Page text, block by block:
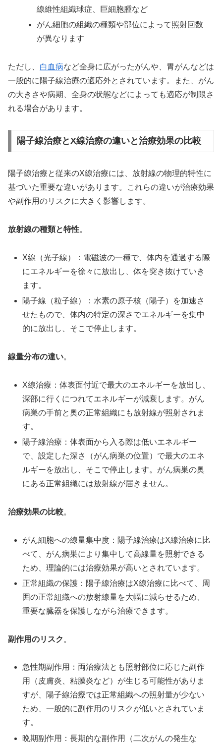
線維性組織球症、巨細胞腫など
がん細胞の組織の種類や部位によって照射回数
が異なります
ただし、 白血病など全身に広がったがんや、胃がんなどは
一般的に陽子線治療の適応外とされています。また、がん
の大きさや病期、全身の状態などによっても適応が制限さ
れる場合があります。
陽子線治療とX線治療の違いと治療効果の比較
陽子線治療と従来のX線治療には、放射線の物理的特性に
基づいた重要な違いがあります。これらの違いが治療効果
や副作用のリスクに大きく影響します。
放射線の種類と特性。
X線（光子線）：電磁波の一種で、体内を通過する際
にエネルギーを徐々に放出し、体を突き抜けていき
ます。
陽子線（粒子線）：水素の原子核（陽子）を加速さ
せたもので、体内の特定の深さでエネルギーを集中
的に放出し、そこで停止します。
線量分布の違い。
X線治療：体表面付近で最大のエネルギーを放出し、
深部に行くにつれてエネルギーが減衰します。がん
病巣の手前と奥の正常組織にも放射線が照射されま
す。
陽子線治療：体表面から入る際は低いエネルギー
で、設定した深さ（がん病巣の位置）で最大のエネ
ルギーを放出し、そこで停止します。がん病巣の奥
にある正常組織には放射線が届きません。
治療効果の比較。
がん細胞への線量集中度：陽子線治療はX線治療に比
べて、がん病巣により集中して高線量を照射できる
ため、理論的には治療効果が高いとされています。
正常組織の保護：陽子線治療はX線治療に比べて、周
囲の正常組織への放射線量を大幅に減らせるため、
重要な臓器を保護しながら治療できます。
副作用のリスク 。
急性期副作用：両治療法とも照射部位に応じた副作
用（皮膚炎、粘膜炎など）が生じる可能性がありま
すが、陽子線治療では正常組織への照射量が少ない
ため、一般的に副作用のリスクが低いとされていま
す。
晩期副作用：長期的な副作用（二次がんの発生な